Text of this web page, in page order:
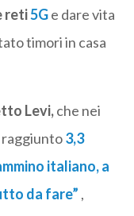
reti5Ge dare vita
timori in casa
Levi,che nei
raggiunto3,3
italiano, a
da fare” ,